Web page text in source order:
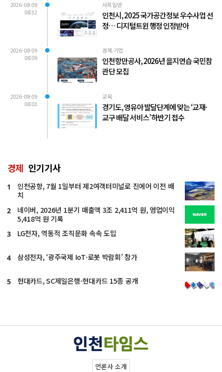
2026-08-09
08:32
사회일반
인천시, 2025 국가공간정보 우수사업 선
정… 디지털트윈 행정 인정받아
2026-08-09
08:09
경제.기업
인천항만공사, 2026년 을지연습 국민참
관단 모집
2026-08-09
08:03
교육
경기도, 영유아 발달단계에 맞는 ‘교재·
교구 배달 서비스’ 하반기 접수
경제 인기기사
1
인천공항, 7월 1일부터 제2여객터미널로 진에어 이전 배
치
2
네이버, 2026년 1분기 매출액 3조 2,411억 원, 영업이익
5,418억 원 기록
3 LG전자, 역동적 조직문화 속속 도입
4 삼성전자, ‘광주국제 IoT·로봇 박람회’ 참가
5 현대카드, SC제일은행-현대카드 15종 공개
언론사 소개